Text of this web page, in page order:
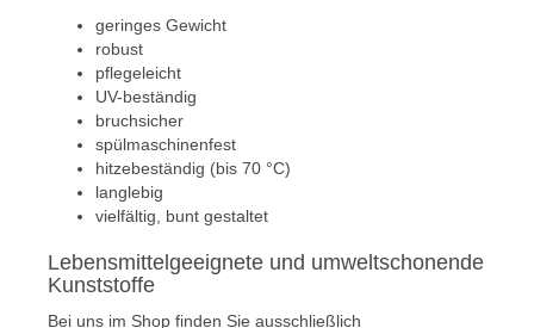
geringes Gewicht
robust
pflegeleicht
UV-beständig
bruchsicher
spülmaschinenfest
hitzebeständig (bis 70 °C)
langlebig
vielfältig, bunt gestaltet
Lebensmittelgeeignete und umweltschonende
Kunststoffe
Bei uns im Shop finden Sie ausschließlich